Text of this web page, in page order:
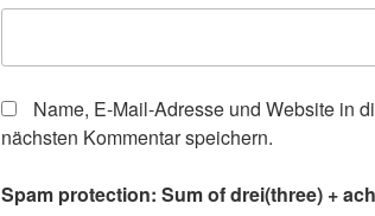
Name, E-Mail-Adresse und Website in
nächsten Kommentar speichern.
Spam protection: Sum of drei(three) +